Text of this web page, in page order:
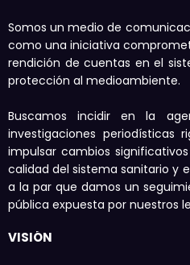
Somos un medio de
como una iniciativa
rendición de cuentas en el
protección al medioambiente.
Buscamos incidir en la
investigaciones periodísticas
impulsar cambios
calidad del sistema sanitario y
a la par que damos un
pública expuesta por nuestros
VISIÓN